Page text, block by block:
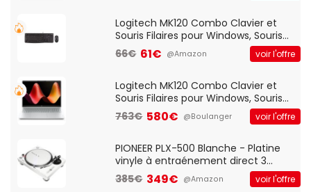
Logitech MK120 Combo Clavier et
Souris Filaires pour Windows, Souris
Optique Filaire, Connexion USB Plug
And Play, Confortable, Taille
QWERTY UK - Noir
66€ 61€ @Amazon voir l'offre
Logitech MK120 Combo Clavier et
Souris Filaires pour Windows, Souris
Optique Filaire, Connexion USB Plug
And Play, Confortable, Taille
QWERTY UK - Noir
763€ 580€ @Boulanger voir l'offre
PIONEER PLX-500 Blanche - Platine
vinyle à entraénement direct 3
vitesses (33-45-78 trs/min) avec
pre-ampli intégré et port USB
385€ 349€ @Amazon voir l'offre